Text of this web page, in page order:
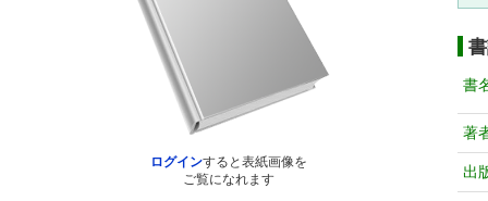
ログインすると表紙画像を
ご覧になれます
書
著
出